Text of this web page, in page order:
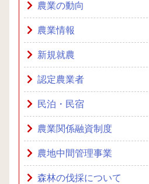
農業の動向
農業情報
新規就農
認定農業者
民泊・民宿
農業関係融資制度
農地中間管理事業
森林の伐採について